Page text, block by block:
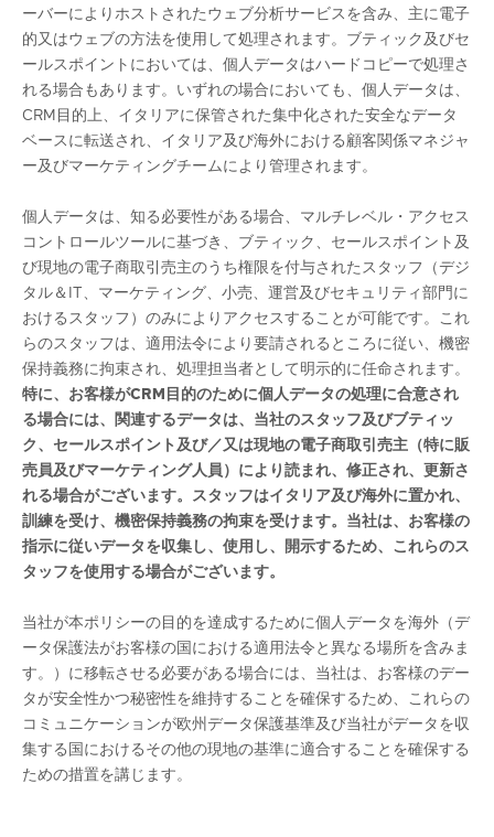
ーバーによりホストされたウェブ分析サービスを含み、主に電子
的又はウェブの方法を使用して処理されます。ブティック及びセ
ールスポイントにおいては、個人データはハードコピーで処理さ
れる場合もあります。いずれの場合においても、個人データは、
CRM目的上、イタリアに保管された集中化された安全なデータ
ベースに転送され、イタリア及び海外における顧客関係マネジャ
ー及びマーケティングチームにより管理されます。
個人データは、知る必要性がある場合、マルチレベル・アクセス
コントロールツールに基づき、ブティック、セールスポイント及
び現地の電子商取引売主のうち権限を付与されたスタッフ（デジ
タル＆IT、マーケティング、小売、運営及びセキュリティ部門に
おけるスタッフ）のみによりアクセスすることが可能です。これ
らのスタッフは、適用法令により要請されるところに従い、機密
保持義務に拘束され、処理担当者として明示的に任命されます。
特に、お客様がCRM目的のために個人データの処理に合意され
る場合には、関連するデータは、当社のスタッフ及びブティッ
ク、セールスポイント及び／又は現地の電子商取引売主（特に販
売員及びマーケティング人員）により読まれ、修正され、更新さ
れる場合がございます。スタッフはイタリア及び海外に置かれ、
訓練を受け、機密保持義務の拘束を受けます。当社は、お客様の
指示に従いデータを収集し、使用し、開示するため、これらのス
タッフを使用する場合がございます。
当社が本ポリシーの目的を達成するために個人データを海外（デ
ータ保護法がお客様の国における適用法令と異なる場所を含みま
す。）に移転させる必要がある場合には、当社は、お客様のデー
タが安全性かつ秘密性を維持することを確保するため、これらの
コミュニケーションが欧州データ保護基準及び当社がデータを収
集する国におけるその他の現地の基準に適合することを確保する
ための措置を講じます。